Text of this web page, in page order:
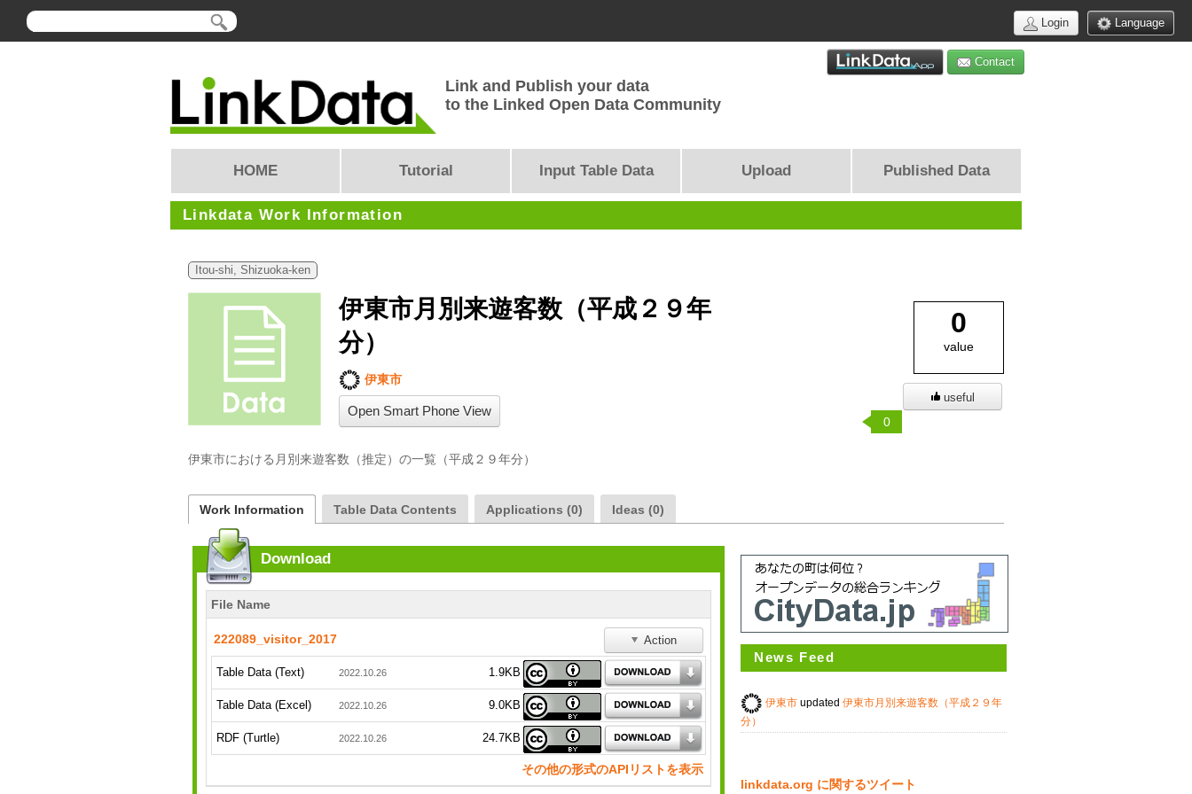
Language
Login
Contact
Link and Publish your data
to the Linked Open Data Community
HOME Tutorial Input Table Data Upload Published Data
Linkdata Work Information
Itou-shi, Shizuoka-ken
伊東市月別来遊客数（平成２９年
分）
伊東市
Open Smart Phone View
伊東市における月別来遊客数（推定）の一覧（平成２９年分）
0
value
useful
0
Work Information Table Data Contents Applications (0) Ideas (0)
Download
File Name
222089_visitor_2017 Action
Table Data (Text) 2022.10.26 1.9KB
Table Data (Excel) 2022.10.26 9.0KB
RDF (Turtle) 2022.10.26 24.7KB
その他の形式のAPIリストを表示
News Feed
伊東市 updated 伊東市月別来遊客数（平成２９年
分）
linkdata.org に関するツイート